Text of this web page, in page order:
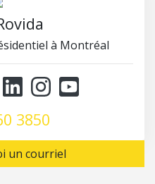
à Montréal
3850
un courriel